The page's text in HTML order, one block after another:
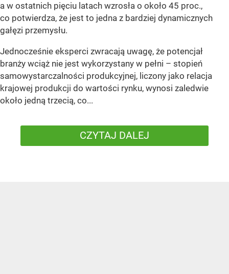
a w ostatnich pięciu latach wzrosła o około 45 proc.,
co potwierdza, że jest to jedna z bardziej dynamicznych
gałęzi przemysłu.
Jednocześnie eksperci zwracają uwagę, że potencjał
branży wciąż nie jest wykorzystany w pełni – stopień
samowystarczalności produkcyjnej, liczony jako relacja
krajowej produkcji do wartości rynku, wynosi zaledwie
około jedną trzecią, co...
CZYTAJ DALEJ